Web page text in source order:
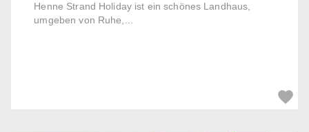
Henne Strand Holiday ist ein schönes Landhaus,
umgeben von Ruhe,...